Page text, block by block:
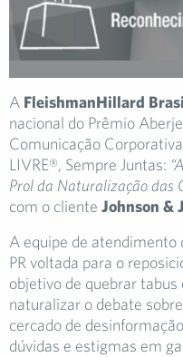
A FleishmanHillard
nacional do Prêmio
Comunicação
LIVRE®, Sempre Juntas:
Prol da Naturalização das
com o cliente Johnson &
A equipe de atendimento
PR voltada para o
objetivo de quebrar
naturalizar o debate
cercado de
dúvidas e estigmas em